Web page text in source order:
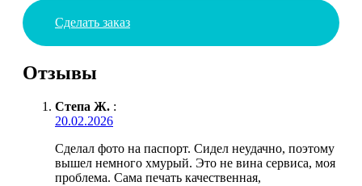
Сделать заказ
Отзывы
Степа Ж. :
20.02.2026
Сделал фото на паспорт. Сидел неудачно, поэтому
вышел немного хмурый. Это не вина сервиса, моя
проблема. Сама печать качественная,